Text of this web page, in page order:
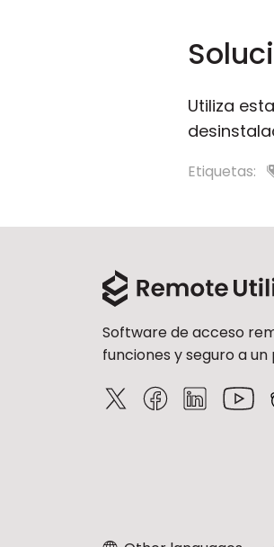
Utiliza esta
Etiquetas:
Software de acceso
funciones y seguro a